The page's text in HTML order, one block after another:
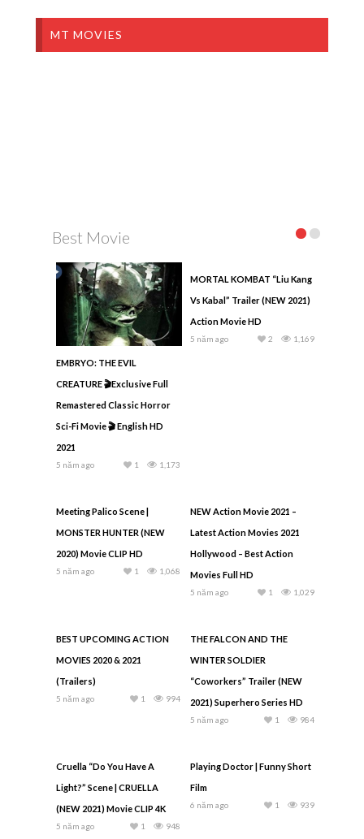
MT MOVIES
Best Movie
EMBRYO: THE EVIL
CREATURE 🎬Exclusive Full
Remastered Classic Horror
Sci-Fi Movie 🎬 English HD
2021
5 năm ago 1,173
1
MORTAL KOMBAT “Liu Kang
Vs Kabal” Trailer (NEW 2021)
Action Movie HD
5 năm ago 1,169
2
Meeting Palico Scene |
MONSTER HUNTER (NEW
2020) Movie CLIP HD
5 năm ago 1,068
1
NEW Action Movie 2021 –
Latest Action Movies 2021
Hollywood – Best Action
Movies Full HD
5 năm ago 1,029
1
BEST UPCOMING ACTION
MOVIES 2020 & 2021
(Trailers)
5 năm ago 994
1
THE FALCON AND THE
WINTER SOLDIER
“Coworkers” Trailer (NEW
2021) Superhero Series HD
5 năm ago 984
1
Cruella “Do You Have A
Light?” Scene | CRUELLA
(NEW 2021) Movie CLIP 4K
5 năm ago 948
1
Playing Doctor | Funny Short
Film
6 năm ago 939
1